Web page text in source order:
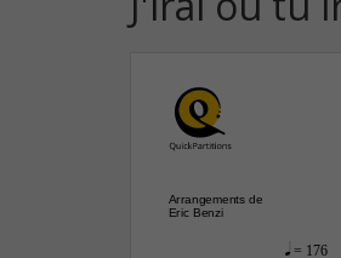
Arrangements de
Eric Benzi
q = 176